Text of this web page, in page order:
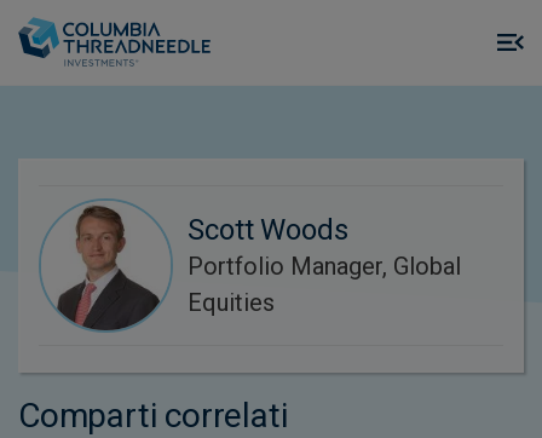
Scott Woods
Portfolio Manager, Global
Equities
Comparti correlati